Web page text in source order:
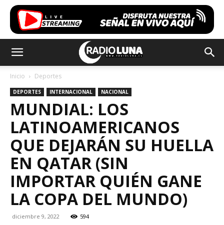
Inicio Deportes
DEPORTES INTERNACIONAL NACIONAL
MUNDIAL: LOS
LATINOAMERICANOS
QUE DEJARÁN SU HUELLA
EN QATAR (SIN
IMPORTAR QUIÉN GANE
LA COPA DEL MUNDO)
diciembre 9, 2022 594